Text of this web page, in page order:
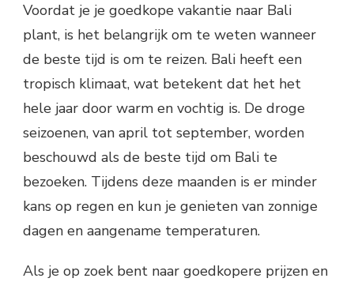
Voordat je je goedkope vakantie naar Bali
plant, is het belangrijk om te weten wanneer
de beste tijd is om te reizen. Bali heeft een
tropisch klimaat, wat betekent dat het het
hele jaar door warm en vochtig is. De droge
seizoenen, van april tot september, worden
beschouwd als de beste tijd om Bali te
bezoeken. Tijdens deze maanden is er minder
kans op regen en kun je genieten van zonnige
dagen en aangename temperaturen.
Als je op zoek bent naar goedkopere prijzen en